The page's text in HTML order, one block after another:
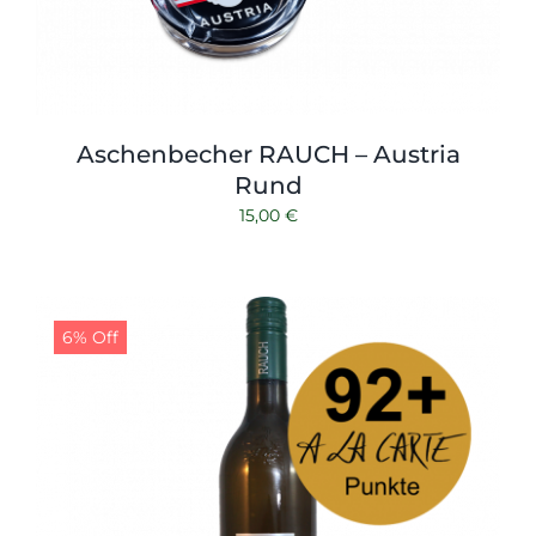
Aschenbecher RAUCH – Austria
Rund
15,00 €
6% Off